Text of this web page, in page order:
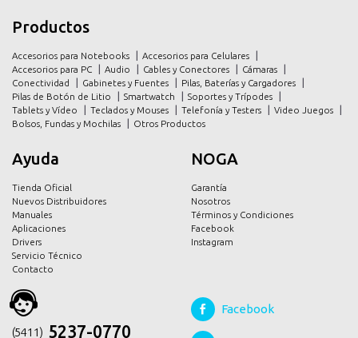
productos
promociones
contacto
promociones
contacto
Productos
Accesorios para Notebooks
Accesorios para Celulares
Accesorios para PC
Audio Cables y Conectores
Cámaras
Conectividad
Gabinetes y Fuentes
Pilas, Baterías y Cargadores
Pilas de Botón de Litio
Smartwatch
Soportes y Trípodes
Tablets y Vídeo
Teclados y Mouses Telefonía y Testers
Video Juegos
Bolsos, Fundas y Mochilas
Otros Productos
Ayuda
Tienda Oficial
Nuevos Distribuidores
Manuales
Aplicaciones
Drivers
Servicio Técnico
Contacto
NOGA
Garantía
Nosotros
Términos y Condiciones
Facebook
Instagram
(54 11) 5237-0770
Facebook